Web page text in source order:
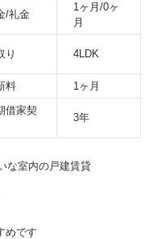
/礼金
1ヶ月/0ヶ
月
り 4LDK
料
1ヶ月
借家契
3年
な室内の戸建賃貸
めです